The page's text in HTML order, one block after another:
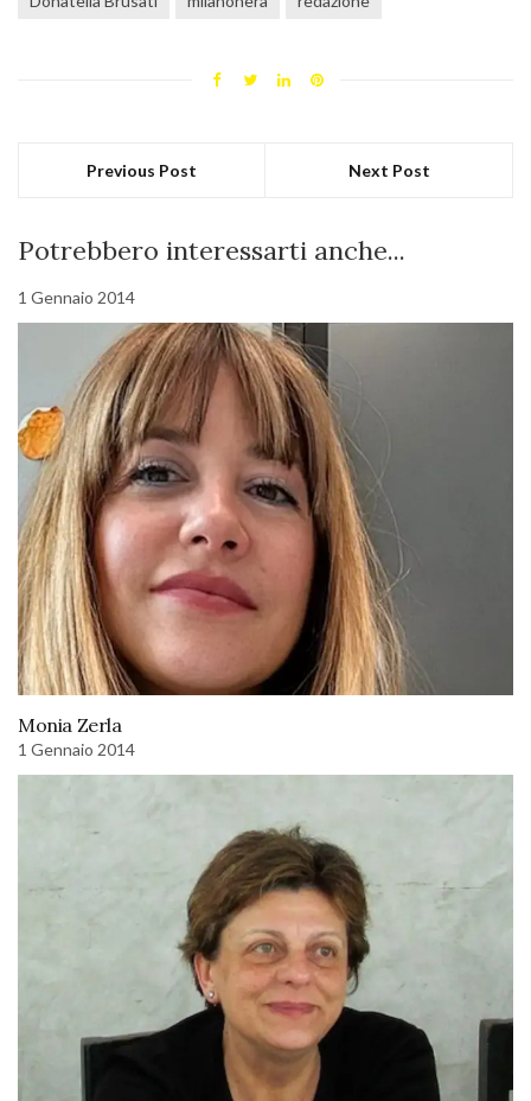
Previous Post Next Post
Potrebbero interessarti anche...
1 Gennaio 2014
Monia Zerla
1 Gennaio 2014